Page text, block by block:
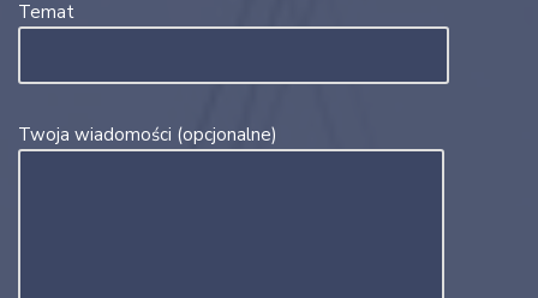
Temat
Twoja wiadomości (opcjonalne)